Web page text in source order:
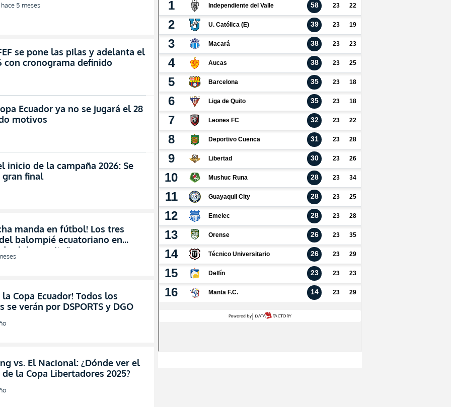
hace 5 meses
se pone las pilas y adelanta el
con cronograma definido
Ecuador ya no se jugará el 28
motivos
inicio de la campaña 2026: Se
gran final
manda en fútbol! Los tres
balompié ecuatoriano en
de clubes quiteños
la Copa Ecuador! Todos los
se verán por DSPORTS y DGO
vs. El Nacional: ¿Dónde ver el
la Copa Libertadores 2025?